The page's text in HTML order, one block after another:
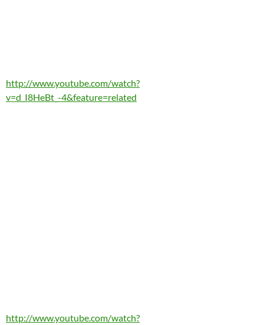
http://www.youtube.com/watch?
v=d_I8HeBt_-4&feature=related
http://www.youtube.com/watch?